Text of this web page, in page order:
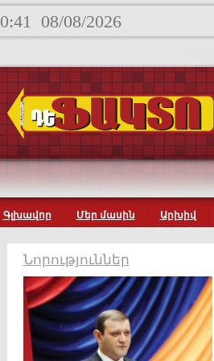
0:41 08/08/2026
Գլխավոր Մեր մասին Արխիվ
Նորություններ